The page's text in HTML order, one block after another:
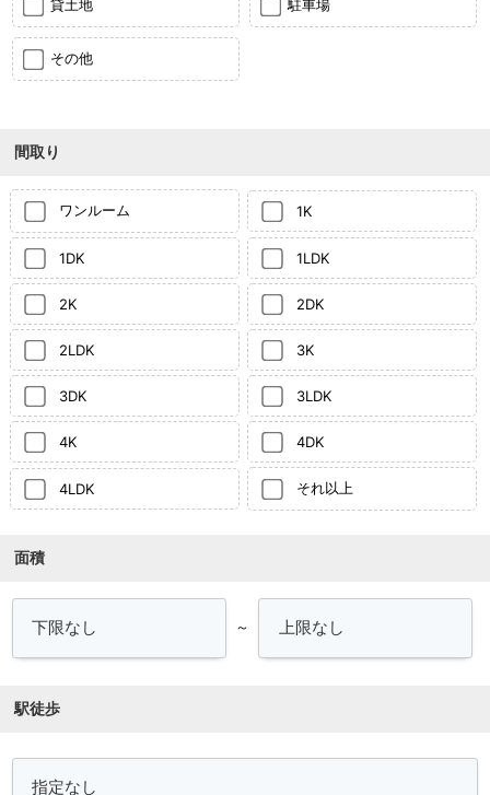
貸土地 駐車場
その他
間取り
ワンルーム 1K
1DK 1LDK
2K 2DK
2LDK 3K
3DK 3LDK
4K 4DK
4LDK それ以上
面積
～
駅徒歩